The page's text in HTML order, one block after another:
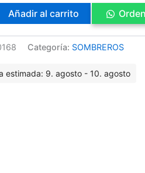
Añadir al carrito
Categoría: SOMBREROS
estimada: 9. agosto - 10. agosto